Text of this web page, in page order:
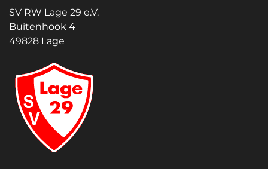
SV RW Lage 29 e.V.
Buitenhook 4
49828 Lage